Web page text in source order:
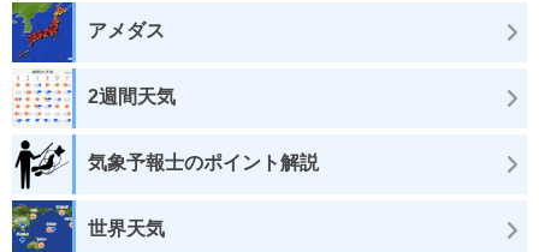
アメダス
2週間天気
気象予報士のポイント解説
世界天気